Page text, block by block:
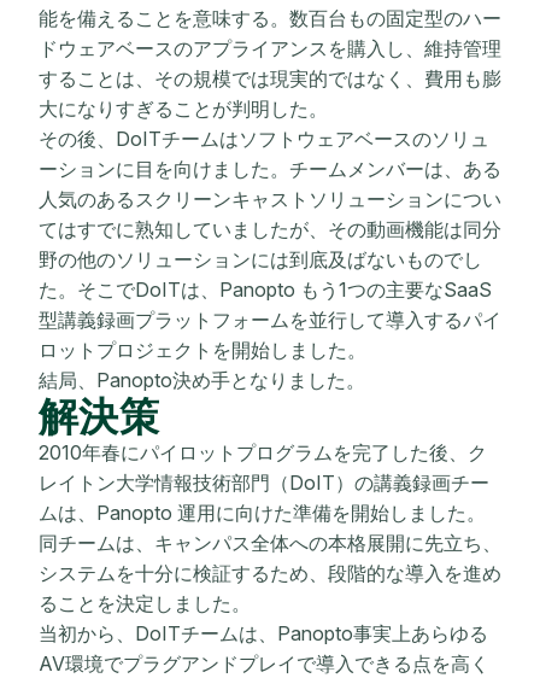
能を備えることを意味する。数百台もの固定型のハー
ドウェアベースのアプライアンスを購入し、維持管理
することは、その規模では現実的ではなく、費用も膨
大になりすぎることが判明した。
その後、DoITチームはソフトウェアベースのソリュ
ーションに目を向けました。チームメンバーは、ある
人気のあるスクリーンキャストソリューションについ
てはすでに熟知していましたが、その動画機能は同分
野の他のソリューションには到底及ばないものでし
た。そこでDoITは、Panopto もう1つの主要なSaaS
型講義録画プラットフォームを並行して導入するパイ
ロットプロジェクトを開始しました。
結局、Panopto決め手となりました。
解決策
2010年春にパイロットプログラムを完了した後、ク
レイトン大学情報技術部門（DoIT）の講義録画チー
ムは、Panopto 運用に向けた準備を開始しました。
同チームは、キャンパス全体への本格展開に先立ち、
システムを十分に検証するため、段階的な導入を進め
ることを決定しました。
当初から、DoITチームは、Panopto事実上あらゆる
AV環境でプラグアンドプレイで導入できる点を高く